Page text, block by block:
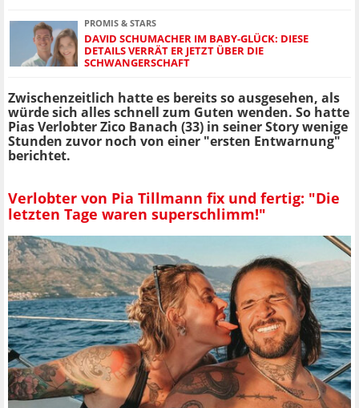
PROMIS & STARS
DAVID SCHUMACHER IM BABY-GLÜCK: DIESE
DETAILS VERRÄT ER JETZT ÜBER DIE
SCHWANGERSCHAFT
Zwischenzeitlich hatte es bereits so ausgesehen, als
würde sich alles schnell zum Guten wenden. So hatte
Pias Verlobter Zico Banach (33) in seiner Story wenige
Stunden zuvor noch von einer "ersten Entwarnung"
berichtet.
Verlobter von Pia Tillmann fix und fertig: "Die
letzten Tage waren superschlimm!"